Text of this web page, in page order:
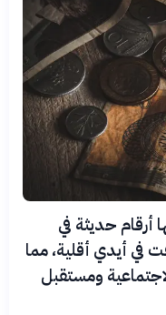
حديثة في
في أيدي أقلية، مما
ومستقبل